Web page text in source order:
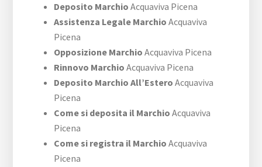
Deposito Marchio Acquaviva Picena
Assistenza Legale Marchio Acquaviva
Picena
Opposizione Marchio Acquaviva Picena
Rinnovo Marchio Acquaviva Picena
Deposito Marchio All’Estero Acquaviva
Picena
Come si deposita il Marchio Acquaviva
Picena
Come si registra il Marchio Acquaviva
Picena